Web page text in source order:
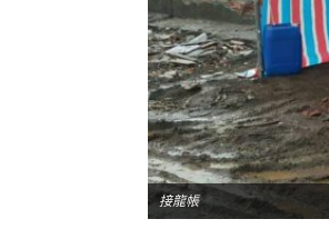
接龍帳